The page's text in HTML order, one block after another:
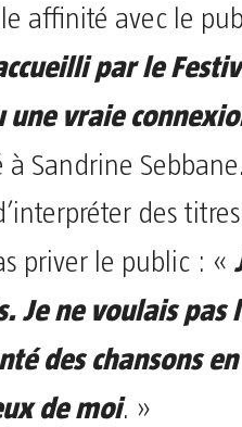
affinité avec le
par le
une vraie
à Sandrine
des
priver le public : «
Je ne voulais pas
des chansons
de moi. »